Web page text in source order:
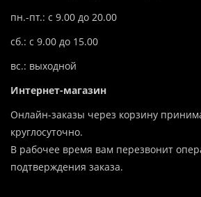
пн.-пт.: с 9.00 до 20.00
сб.: с 9.00 до 15.00
вс.: выходной
Интернет-магазин
Онлайн-заказы через корзину
круглосуточно.
В рабочее время вам перезвонит
подтверждения заказа.